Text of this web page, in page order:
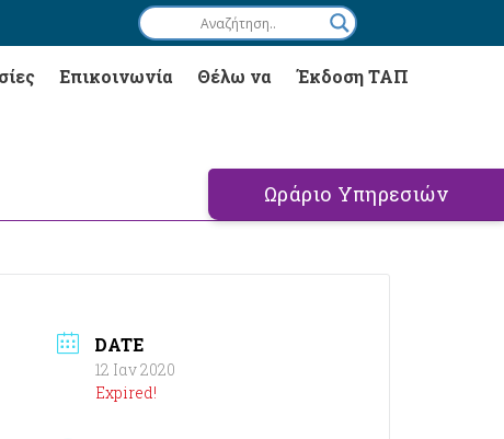
Επικοινωνία Θέλω να Έκδοση ΤΑΠ
Ωράριο Υπηρεσιών
DATE
12 Ιαν 2020
Expired!